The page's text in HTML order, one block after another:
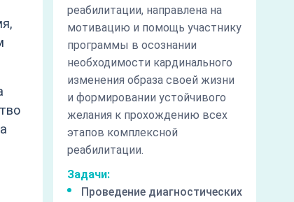
реабилитации, направлена на
мотивацию и помощь участнику
программы в осознании
необходимости кардинального
изменения образа своей жизни
и формировании устойчивого
желания к прохождению всех
этапов комплексной
реабилитации.
Задачи:
Проведение диагностических